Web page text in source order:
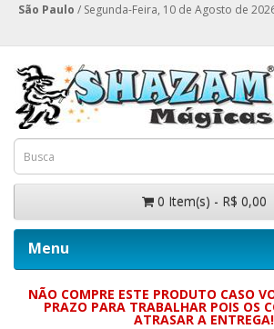
São Paulo / Segunda-Feira, 10 de Agosto de
0 Item(s) - R$ 0,00
Menu
NÃO COMPRE ESTE PRODUTO CASO
PRAZO PARA TRABALHAR POIS OS
ATRASAR A ENTREGA!